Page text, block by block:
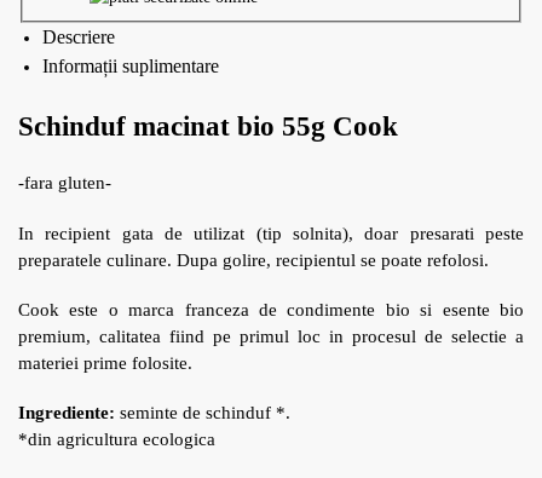
Descriere
Informații suplimentare
Schinduf macinat bio 55g Cook
-fara gluten-
In recipient gata de utilizat (tip solnita), doar presarati peste
preparatele culinare. Dupa golire, recipientul se poate refolosi.
Cook este o marca franceza de condimente bio si esente bio
premium, calitatea fiind pe primul loc in procesul de selectie a
materiei prime folosite.
Ingrediente: seminte de schinduf *.
*din agricultura ecologica